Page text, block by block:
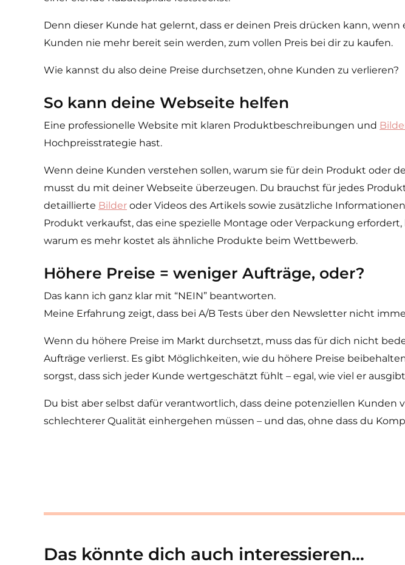
Denn dieser Kunde hat gelernt, dass er deinen Preis drücken kann,
Kunden nie mehr bereit sein werden, zum vollen Preis bei dir zu kaufen.
Wie kannst du also deine Preise durchsetzen, ohne Kunden zu verlieren?
So kann deine Webseite helfen
Eine professionelle Website mit klaren Produktbeschreibungen und
Hochpreisstrategie hast.
Wenn deine Kunden verstehen sollen, warum sie für dein Produkt oder
musst du mit deiner Webseite überzeugen. Du brauchst für jedes
detaillierte Bilder oder Videos des Artikels sowie zusätzliche
Produkt verkaufst, das eine spezielle Montage oder Verpackung
warum es mehr kostet als ähnliche Produkte beim Wettbewerb.
Höhere Preise = weniger Aufträge, oder?
Das kann ich ganz klar mit “NEIN” beantworten.
Meine Erfahrung zeigt, dass bei A/B Tests über den Newsletter nicht
Wenn du höhere Preise im Markt durchsetzt, muss das für dich nicht
Aufträge verlierst. Es gibt Möglichkeiten, wie du höhere Preise
sorgst, dass sich jeder Kunde wertgeschätzt fühlt – egal, wie viel er
Du bist aber selbst dafür verantwortlich, dass deine potenziellen
schlechterer Qualität einhergehen müssen – und das, ohne dass du
Das könnte dich auch interessieren...